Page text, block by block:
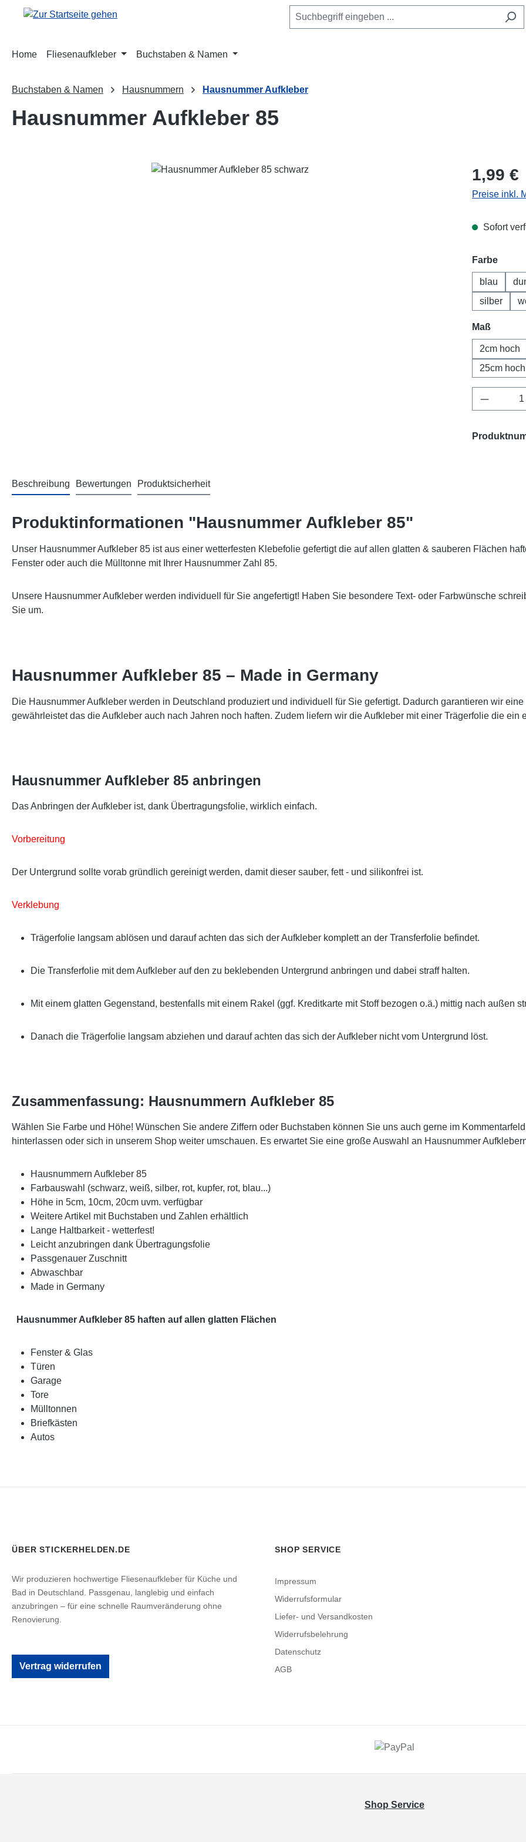
Hauptinhalt springen
Zur Suche springen
Zur Hauptnavigation springen
Home Fliesenaufkleber Buchstaben & Namen
Buchstaben & Namen Hausnummern Hausnummer Aufkleber
Hausnummer Aufkleber 85
Regulärer
1,99 €
Preise inkl.
Sofort
Farbe
blau
silber
Maß
2cm hoch
25cm hoch
Beschreibung Bewertungen Produktsicherheit
Produktinformationen "Hausnummer Aufkleber 85"
Unser Hausnummer Aufkleber 85 ist aus einer wetterfesten Klebefolie gefertigt die auf allen glatten & sauberen Flächen
Fenster oder auch die Mülltonne mit Ihrer Hausnummer Zahl 85.
Unsere Hausnummer Aufkleber werden individuell für Sie angefertigt! Haben Sie besondere Text- oder Farbwünsche
Sie um.
Hausnummer Aufkleber 85 – Made in Germany
Die Hausnummer Aufkleber werden in Deutschland produziert und individuell für Sie gefertigt. Dadurch garantieren wir
gewährleistet das die Aufkleber auch nach Jahren noch haften. Zudem liefern wir die Aufkleber mit einer Trägerfolie die ein
Hausnummer Aufkleber 85 anbringen
Das Anbringen der Aufkleber ist, dank Übertragungsfolie, wirklich einfach.
Vorbereitung
Der Untergrund sollte vorab gründlich gereinigt werden, damit dieser sauber, fett - und silikonfrei ist.
Verklebung
Trägerfolie langsam ablösen und darauf achten das sich der Aufkleber komplett an der Transferfolie befindet.
Die Transferfolie mit dem Aufkleber auf den zu beklebenden Untergrund anbringen und dabei straff halten.
Mit einem glatten Gegenstand, bestenfalls mit einem Rakel (ggf. Kreditkarte mit Stoff bezogen o.ä.) mittig nach außen
Danach die Trägerfolie langsam abziehen und darauf achten das sich der Aufkleber nicht vom Untergrund löst.
Zusammenfassung: Hausnummern Aufkleber 85
Wählen Sie Farbe und Höhe! Wünschen Sie andere Ziffern oder Buchstaben können Sie uns auch gerne im
hinterlassen oder sich in unserem Shop weiter umschauen. Es erwartet Sie eine große Auswahl an Hausnummer
Hausnummern Aufkleber 85
Farbauswahl (schwarz, weiß, silber, rot, kupfer, rot, blau...)
Höhe in 5cm, 10cm, 20cm uvm. verfügbar
Weitere Artikel mit Buchstaben und Zahlen erhältlich
Lange Haltbarkeit - wetterfest!
Leicht anzubringen dank Übertragungsfolie
Passgenauer Zuschnitt
Abwaschbar
Made in Germany
Hausnummer Aufkleber 85 haften auf allen glatten Flächen
Fenster & Glas
Türen
Garage
Tore
Mülltonnen
Briefkästen
Autos
ÜBER STICKERHELDEN.DE
Wir produzieren hochwertige Fliesenaufkleber für Küche und
Bad in Deutschland. Passgenau, langlebig und einfach
anzubringen – für eine schnelle Raumveränderung ohne
Renovierung.
Vertrag widerrufen
SHOP SERVICE
Impressum
Widerrufsformular
Liefer- und Versandkosten
Widerrufsbelehrung
Datenschutz
AGB
Shop Service